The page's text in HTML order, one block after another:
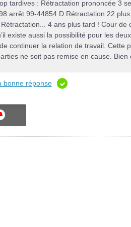
tardives : Rétractation prononcée 3
arrêt 99-44854 D Rétractation 22
4 ans plus tard ! Cour de
existe aussi la possibilité pour les
continuer la relation de travail. Cette
ne soit pas remise en cause. Bien
bonne réponse